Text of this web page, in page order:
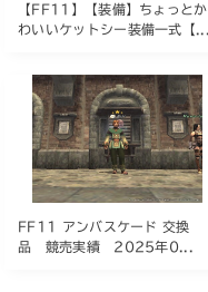
【FF11】【装備】ちょっとか
わいいケットシー装備一式【...
FF11 アンバスケード 交換
品 競売実績 2025年0...